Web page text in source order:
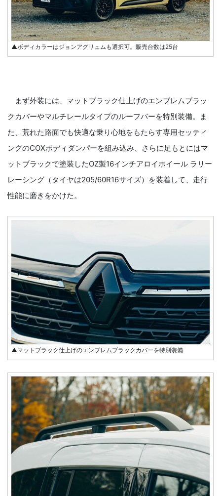
▲ボディカラーはジョンアグリュムも選択可。販売台数は25台
まず外装には、マットブラック仕上げのエンブレムブラッ
クカバーやマルチレールタイプのルーフバーを特別装備。ま
た、荒れた路面でも快適な乗り心地をもたらす専用セッティ
ングのCOXボディダンパーを組み込み、さらに足もとにはマ
ットブラックで塗装したOZ製16インチアロイホイール ラリー
レーシング（タイヤは205/60R16サイズ）を装着して、走行
性能に磨きをかけた。
▲マットブラック仕上げのエンブレムブラックカバーを特別装備